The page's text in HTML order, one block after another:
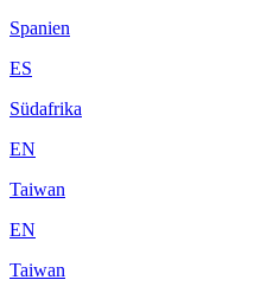
Spanien
ES
Südafrika
EN
Taiwan
EN
Taiwan